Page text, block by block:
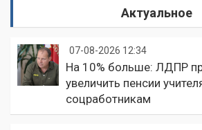
Актуальное
07-08-2026 12:34
На 10% больше: ЛДПР
увеличить пенсии
соцработникам